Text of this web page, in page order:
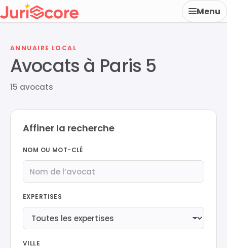
Menu
ANNUAIRE LOCAL
Avocats à Paris 5
15 avocats
Affiner la recherche
NOM OU MOT-CLÉ
EXPERTISES
VILLE